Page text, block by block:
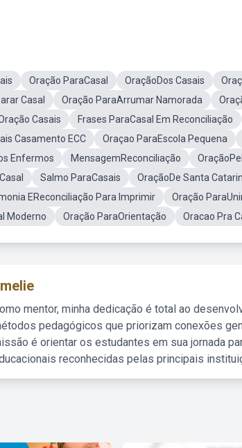
Oração ParaCasal OraçãoDos Casais
Casal
Oração ParaArrumar Namorada
Casais
Frases ParaCasal Em Reconciliação
Casamento ECC
Oraçao ParaEscola Pequena
Enfermos
MensagemReconciliação
Salmo ParaCasais OraçãoDe Santa
EReconciliação Para Imprimir
Oração
Moderno
Oração ParaOrientação Oracao Pra
mentor, minha dedicação é total ao
pedagógicos que priorizam conexões
é orientar os estudantes em sua jornada
reconhecidas pelas principais